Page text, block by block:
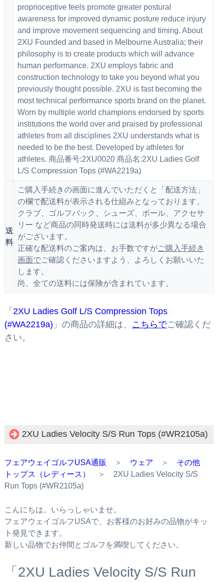
proprioceptive feels promote greater postural
awareness for improved dynamic posture reduce injury
and improve movement sequencing and timing. About
2XU Founded and based in Melbourne Australia; their
philosophy is to create products which will advance
human performance. 2XU employs fabric and
construction technology to take you beyond what you
previously thought possible. 2XU is fast becoming the
most technical performance sports brand on the planet.
Worn by multiple world champions endorsed by sports
institutions the world over and praised by professional
athletes from all disciplines 2XU understands what is
needed to be the best. Developed by athletes for
athletes. 商品番号:2XU0020 商品名:2XU Ladies Golf
L/S Compression Tops (#WA2219a)
送
料
ご購入手続きの画面に進んでいただくと「配送方法」
の欄で配送料が表示される仕組みとなっております。
クラブ、ゴルフバック、シューズ、ボール、アクセサ
リー など商品の同時発送時には送料が多少異なる場合
がございます。
正確な配送料のご案内は、お手数ですがご購入手続き
画面でご確認くださいますよう、よろしくお願いいた
します。
尚、全ての送料には保険が含まれています。
「 2XU Ladies Golf L/S Compression Tops
(#WA2219a) 」の商品の詳細は、 こちらでご確認くだ
さい。
2XU Ladies Velocity S/S Run Tops (#WR2105a)
フェアウェイゴルフUSA通販 ＞ ウェア ＞ その他
トップス（レディース）
＞ 2XU Ladies Velocity S/S
Run Tops (#WR2105a)
こんにちは。いらっしゃいませ。
フェアウェイゴルフUSAで、お客様のお好みの品物がキッ
ト発見できます。
新しい品物でお仲間とゴルフを満喫してください。
「2XU Ladies Velocity S/S Run